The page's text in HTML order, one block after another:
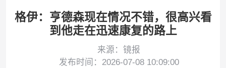
格伊：亨德森现在情况不错，很高兴看
到他走在迅速康复的路上
来源：镜报
发布时间：2026-07-08 10:09:00